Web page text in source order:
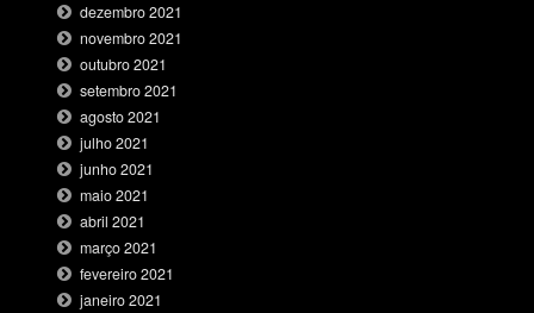
dezembro 2021
novembro 2021
outubro 2021
setembro 2021
agosto 2021
julho 2021
junho 2021
maio 2021
abril 2021
março 2021
fevereiro 2021
janeiro 2021